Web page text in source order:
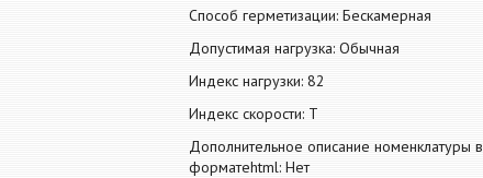
Способ герметизации: Бескамерная
Допустимая нагрузка: Обычная
Индекс нагрузки: 82
Индекс скорости: T
Дополнительное описание номенклатуры в
форматеhtml: Нет